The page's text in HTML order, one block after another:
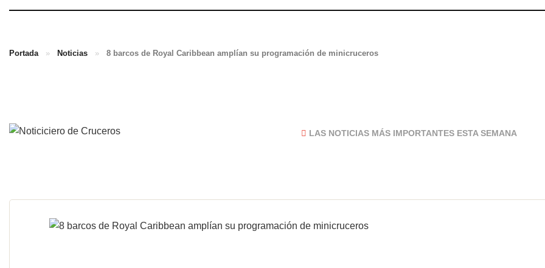
Portada » Noticias » 8 barcos de Royal Caribbean amplían su programación de minicruceros
LAS NOTICIAS MÁS IMPORTANTES ESTA SEMANA